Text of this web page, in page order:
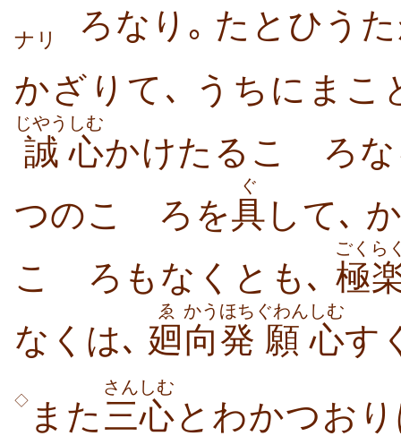
ナリ ろなり｡ たとひう
かざりて､ うちにま
誠
じやう
心
しむ
かけたるこゝろ
つのこゝろを具
ぐ
して､
こゝろもなくとも､ 極
ごくら
なくは､ 廻
ゑ
向
かう
発
ほち
願
ぐわん
心
しむ
す
◇ また 三心
さんしむ
とわかつお